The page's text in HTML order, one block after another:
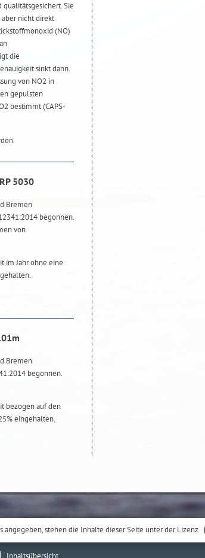
Sie
nicht direkt
(NO)
die
sinkt dann.
von NO2 in
gepulsten
bestimmt (CAPS-
5030
Bremen
begonnen.
von
im Jahr ohne eine
Bremen
begonnen.
bezogen auf den
eingehalten.
angegeben, stehen die Inhalte dieser Seite unter der Lizenz